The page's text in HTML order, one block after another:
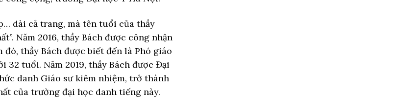
dài cả trang, mà tên tuổi của thầy
Năm 2016, thầy Bách được công nhận
thầy Bách được biết đến là Phó giáo
tuổi. Năm 2019, thầy Bách được Đại
danh Giáo sư kiêm nhiệm, trở thành
của trường đại học danh tiếng này.